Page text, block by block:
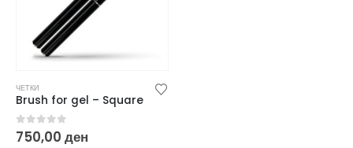
ЧЕТКИ
Brush for gel – Square
0 out of 5
750,00 ден